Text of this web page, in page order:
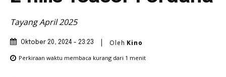
Tayang April 2025
Oktober 20, 2024 - 23:23 Oleh Kino
Perkiraan waktu membaca kurang dari 1 menit